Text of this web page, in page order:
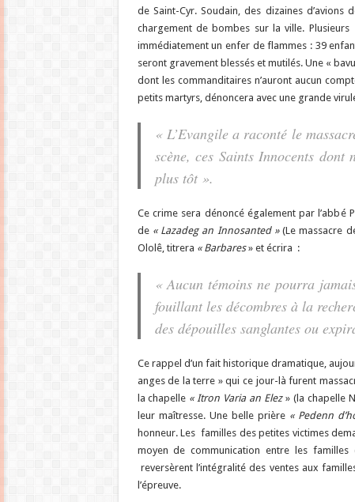
de Saint-Cyr. Soudain, des dizaines
chargement de bombes sur la ville.
immédiatement un enfer de flammes : 39
seront gravement blessés et mutilés. Une «
dont les commanditaires n’auront aucun
petits martyrs, dénoncera avec une grande
« L’Evangile a raconté le
scène, ces Saints Innocents dont
plus tôt ».
Ce crime sera dénoncé également par l’abbé
de « Lazadeg an Innosanted »(Le massacre
Ololê, titrera « Barbares» et écrira :
« Aucun témoins ne pourra
fouillant les décombres à la
des dépouilles sanglantes ou
Ce rappel d’un fait historique dramatique,
anges de la terre » qui ce jour-là furent
la chapelle « Itron Varia an Elez» (la chapelle
leur maîtresse. Une belle prière « Pedenn
honneur. Les familles des petites victimes
moyen de communication entre les
reversèrent l’intégralité des ventes aux
l’épreuve.